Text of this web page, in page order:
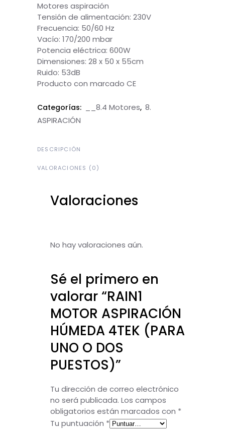
Motores aspiración
Tensión de alimentación: 230V
Frecuencia: 50/60 Hz
Vacío: 170/200 mbar
Potencia eléctrica: 600W
Dimensiones: 28 x 50 x 55cm
Ruido: 53dB
Producto con marcado CE
Categorías: __8.4 Motores, 8.
ASPIRACIÓN
DESCRIPCIÓN
VALORACIONES (0)
Valoraciones
No hay valoraciones aún.
Sé el primero en
valorar “RAIN1
MOTOR ASPIRACIÓN
HÚMEDA 4TEK (PARA
UNO O DOS
PUESTOS)”
Tu dirección de correo electrónico
no será publicada. Los campos
obligatorios están marcados con *
Tu puntuación *